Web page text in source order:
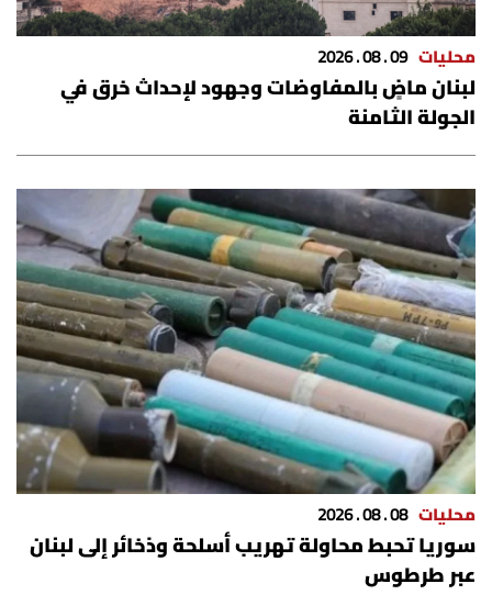
محليات 09 . 08 . 2026
لبنان ماضٍ بالمفاوضات وجهود لإحداث خرق في
الجولة الثامنة
محليات 08 . 08 . 2026
سوريا تحبط محاولة تهريب أسلحة وذخائر إلى لبنان
عبر طرطوس